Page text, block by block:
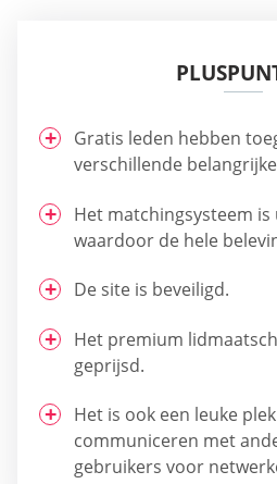
Gratis leden hebben
verschillende
Het matchingsysteem
waardoor de hele
De site is beveiligd.
Het premium
geprijsd.
Het is ook een leuke
communiceren met
gebruikers voor